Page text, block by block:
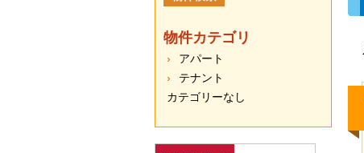
物件カテゴリ
アパート
テナント
カテゴリーなし